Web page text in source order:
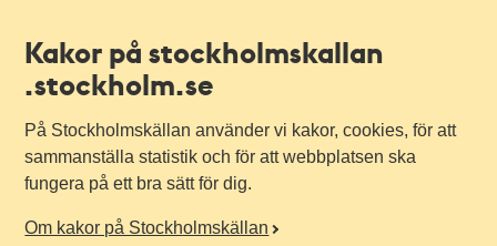
Kakor på stockholmskallan
.stockholm.se
På Stockholmskällan använder vi kakor, cookies, för att
sammanställa statistik och för att webbplatsen ska
fungera på ett bra sätt för dig.
Om kakor på Stockholmskällan